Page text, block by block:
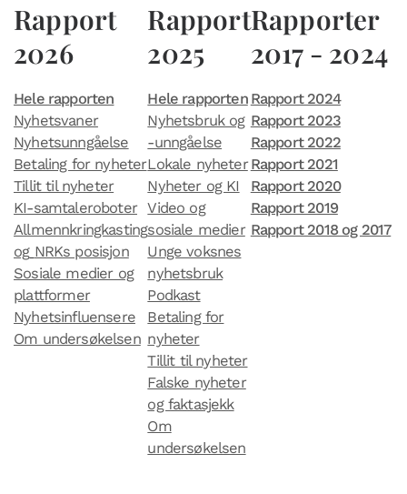
Rapport
2026
Hele rapporten
Nyhetsvaner
Nyhetsunngåelse
Betaling for nyheter
Tillit til nyheter
KI-samtaleroboter
Allmennkringkasting
og NRKs posisjon
Sosiale medier og
plattformer
Nyhetsinfluensere
Om undersøkelsen
Rapport
2025
Hele rapporten
Nyhetsbruk og
-unngåelse
Lokale nyheter
Nyheter og KI
Video og
sosiale medier
Unge voksnes
nyhetsbruk
Podkast
Betaling for
nyheter
Tillit til nyheter
Falske nyheter
og faktasjekk
Om
undersøkelsen
Rapporter
2017 - 2024
Rapport 2024
Rapport 2023
Rapport 2022
Rapport 2021
Rapport 2020
Rapport 2019
Rapport 2018 og 2017